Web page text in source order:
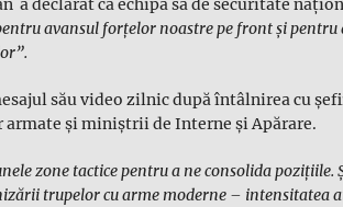
avansul forţelor noastre pe front şi pentru
său video zilnic după întâlnirea cu
şi miniştrii de Interne şi Apărare.
zone tactice pentru a ne consolida poziţiile.
trupelor cu arme moderne – intensitatea